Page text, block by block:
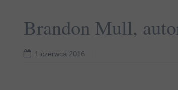
Brandon Mull,
1 czerwca 2016